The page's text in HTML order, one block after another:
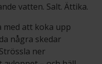
vatten. Salt. Ättika.
med att koka upp
några skedar
ner